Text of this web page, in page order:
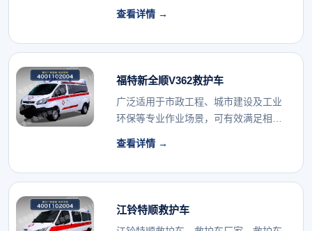
查看详情 →
福特新全顺V362救护车
广泛适用于市政工程、城市建设及工业
环保等专业作业场景，可有效满足相关
查看详情 →
江铃特顺救护车